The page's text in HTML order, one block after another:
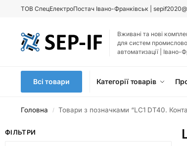
ТОВ СпецЕлектроПостач Івано-Франківськ |
Вживані та нові
для систем
автоматизації | Івано-
Всі товари Категорії товарів
Головна / Товари з позначками “LC1 DT40.
ФІЛЬТРИ